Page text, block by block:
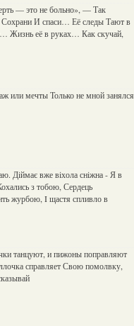
— это не больно», — Так
И спаси… Её следы Тают в
Жизнь её в руках… Как скучай,
или мечты Только не мной занялся
Дiймає вже вiхола снiжна - Я в
з тобою, Сердець
журбою, I щастя спливло в
танцуют, и пижоны поправляют
справляет Свою помолвку,